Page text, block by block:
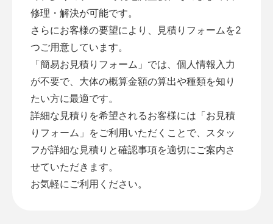
修理・解決が可能です。
さらにお客様の要望により、見積りフォームを2
つご用意しています。
「簡易お見積りフォーム 」では、個人情報入力
が不要で、大体の概算金額の算出や種類を知り
たい方に最適です。
詳細な見積りを希望されるお客様には「お見積
りフォーム 」をご利用いただくことで、スタッ
フが詳細な見積りと確認事項を適切にご案内さ
せていただきます。
お気軽にご利用ください。